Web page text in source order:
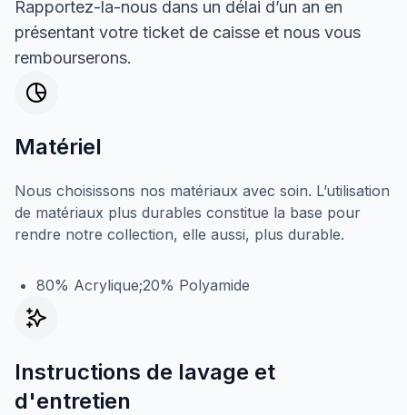
Rapportez-la-nous dans un délai d’un an en
présentant votre ticket de caisse et nous vous
rembourserons.
Matériel
Nous choisissons nos matériaux avec soin. L’utilisation
de matériaux plus durables constitue la base pour
rendre notre collection, elle aussi, plus durable.
80% Acrylique;20% Polyamide
Instructions de lavage et
d'entretien